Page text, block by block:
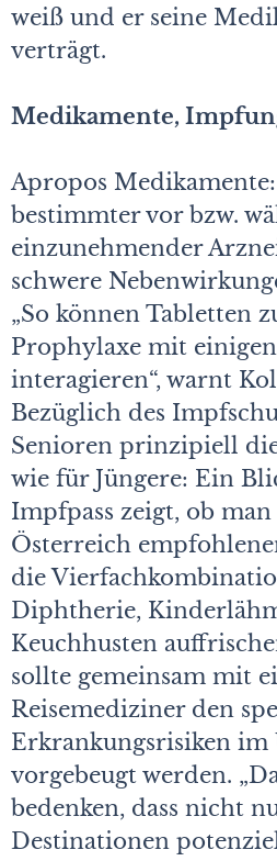
weiß und er seine
verträgt.
Medikamente,
Apropos
bestimmter vor bzw.
einzunehmender
schwere
„So können Tabletten
Prophylaxe mit
interagieren“, warnt
Bezüglich des
Senioren prinzipiell
wie für Jüngere: Ein
Impfpass zeigt, ob
Österreich
die
Diphtherie,
Keuchhusten
sollte gemeinsam mit
Reisemediziner den
Erkrankungsrisiken im
vorgebeugt werden.
bedenken, dass nicht
Destinationen